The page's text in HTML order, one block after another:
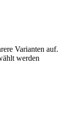
Varianten auf.
werden